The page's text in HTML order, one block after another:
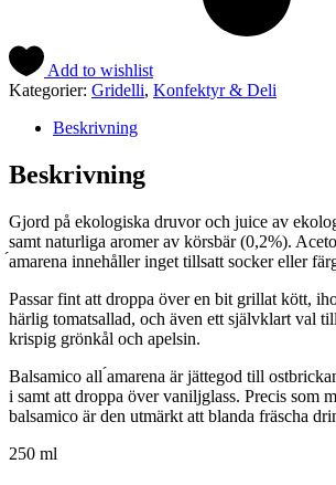
Add to wishlist
Kategorier: Gridelli, Konfektyr & Deli
Beskrivning
Beskrivning
Gjord på ekologiska druvor och juice av
samt naturliga aromer av körsbär (0,2%).
́amarena innehåller inget tillsatt socker eller
Passar fint att droppa över en bit grillat kött,
härlig tomatsallad, och även ett självklart val
krispig grönkål och apelsin.
Balsamico all ́amarena är jättegod till
i samt att droppa över vaniljglass. Precis som
balsamico är den utmärkt att blanda fräscha
250 ml